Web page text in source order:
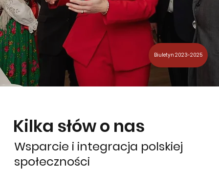
Biuletyn 2023-2025
Kilka słów o nas
Wsparcie i integracja polskiej
społeczności